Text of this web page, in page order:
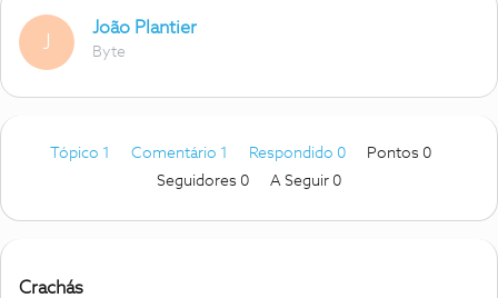
J
João Plantier
Byte
Tópico 1 Comentário 1 Respondido 0
Pontos 0
Seguidores 0 A Seguir 0
Crachás